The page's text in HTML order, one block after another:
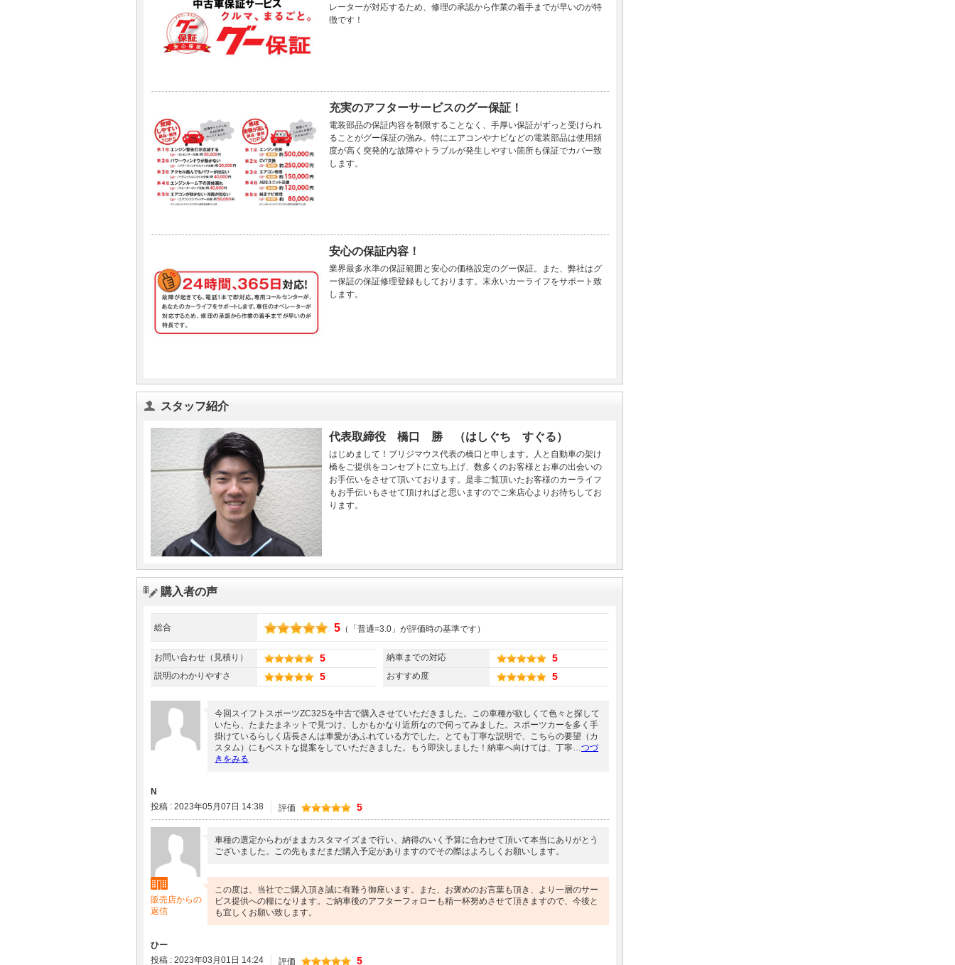
レーターが対応するため、修理の承認から作業の着手までが早いのが特
徴です！
充実のアフターサービスのグー保証！
電装部品の保証内容を制限することなく、手厚い保証がずっと受けられ
ることがグー保証の強み。特にエアコンやナビなどの電装部品は使用頻
度が高く突発的な故障やトラブルが発生しやすい箇所も保証でカバー致
します。
安心の保証内容！
業界最多水準の保証範囲と安心の価格設定のグー保証。また、弊社はグ
ー保証の保証修理登録もしております。末永いカーライフをサポート致
します。
スタッフ紹介
代表取締役 橋口 勝 （はしぐち すぐる）
はじめまして！ブリジマウス代表の橋口と申します。人と自動車の架け
橋をご提供をコンセプトに立ち上げ、数多くのお客様とお車の出会いの
お手伝いをさせて頂いております。是非ご覧頂いたお客様のカーライフ
もお手伝いもさせて頂ければと思いますのでご来店心よりお待ちしてお
ります。
購入者の声
総合 5 （「普通=3.0」が評価時の基準です）
お問い合わせ（見積り） 5
説明のわかりやすさ 5
納車までの対応 5
おすすめ度 5
今回スイフトスポーツZC32Sを中古で購入させていただきました。この車種が欲しくて色々と探して
いたら、たまたまネットで見つけ、しかもかなり近所なので伺ってみました。スポーツカーを多く手
掛けているらしく店長さんは車愛があふれている方でした。とても丁寧な説明で、こちらの要望（カ
スタム）にもベストな提案をしていただきました。もう即決しました！納車へ向けては、丁寧…つづ
きをみる
N
投稿 : 2023年05月07日 14:38
評価 5
車種の選定からわがままカスタマイズまで行い、納得のいく予算に合わせて頂いて本当にありがとう
ございました。この先もまだまだ購入予定がありますのでその際はよろしくお願いします。
販売店からの
返信
この度は、当社でご購入頂き誠に有難う御座います。また、お褒めのお言葉も頂き、より一層のサー
ビス提供への糧になります。ご納車後のアフターフォローも精一杯努めさせて頂きますので、今後と
も宜しくお願い致します。
ひー
投稿 : 2023年03月01日 14:24
評価 5